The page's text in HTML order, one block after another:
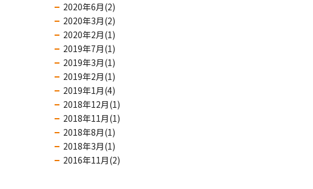
2020年6月(2)
2020年3月(2)
2020年2月(1)
2019年7月(1)
2019年3月(1)
2019年2月(1)
2019年1月(4)
2018年12月(1)
2018年11月(1)
2018年8月(1)
2018年3月(1)
2016年11月(2)